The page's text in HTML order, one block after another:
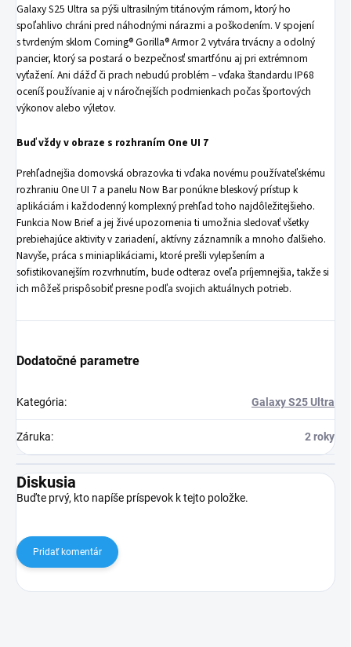
Galaxy S25 Ultra sa pýši ultrasilným titánovým rámom, ktorý ho
spoľahlivo chráni pred náhodnými nárazmi a poškodením. V spojení
s tvrdeným sklom Corning® Gorilla® Armor 2 vytvára trvácny a odolný
pancier, ktorý sa postará o bezpečnosť smartfónu aj pri extrémnom
vyťažení. Ani dážď či prach nebudú problém – vďaka štandardu IP68
oceníš používanie aj v náročnejších podmienkach počas športových
výkonov alebo výletov.
Buď vždy v obraze s rozhraním One UI 7
Prehľadnejšia domovská obrazovka ti vďaka novému používateľskému
rozhraniu One UI 7 a panelu Now Bar ponúkne bleskový prístup k
aplikáciám i každodenný komplexný prehľad toho najdôležitejšieho.
Funkcia Now Brief a jej živé upozornenia ti umožnia sledovať všetky
prebiehajúce aktivity v zariadení, aktívny záznamník a mnoho ďalšieho.
Navyše, práca s miniaplikáciami, ktoré prešli vylepšením a
sofistikovanejším rozvrhnutím, bude odteraz oveľa príjemnejšia, takže si
ich môžeš prispôsobiť presne podľa svojich aktuálnych potrieb.
Dodatočné parametre
Kategória: Galaxy S25 Ultra
Záruka: 2 roky
Diskusia
Buďte prvý, kto napíše príspevok k tejto položke.
Pridať komentár